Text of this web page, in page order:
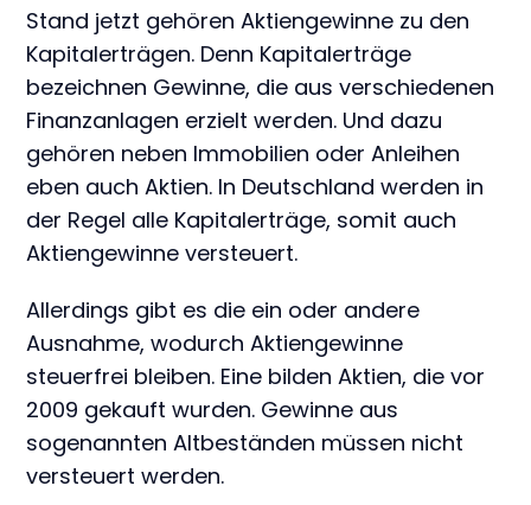
Stand jetzt gehören Aktiengewinne zu den
Kapitalerträgen. Denn Kapitalerträge
bezeichnen Gewinne, die aus verschiedenen
Finanzanlagen erzielt werden. Und dazu
gehören neben Immobilien oder Anleihen
eben auch Aktien. In Deutschland werden in
der Regel alle Kapitalerträge, somit auch
Aktiengewinne versteuert.
Allerdings gibt es die ein oder andere
Ausnahme, wodurch Aktiengewinne
steuerfrei bleiben. Eine bilden Aktien, die vor
2009 gekauft wurden. Gewinne aus
sogenannten Altbeständen müssen nicht
versteuert werden.